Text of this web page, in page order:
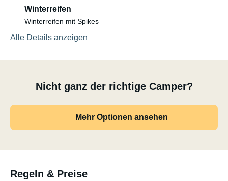
Winterreifen
Winterreifen mit Spikes
Alle Details anzeigen
Nicht ganz der richtige Camper?
Mehr Optionen ansehen
Regeln & Preise